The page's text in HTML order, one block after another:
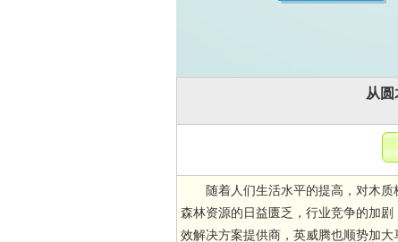
从
随着人们生活水平的提高，对木
森林资源的日益匮乏，行业竞争的加
效解决方案提供商，英威腾也顺势加大